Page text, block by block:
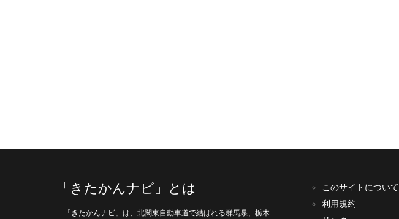
「きたかんナビ」とは
「きたかんナビ」は、北関東自動車道で結ばれる群馬県、栃木
このサイトについて
利用規約